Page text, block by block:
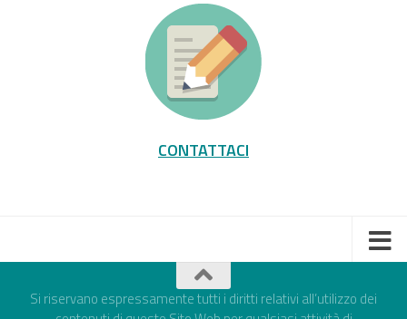
CONTATTACI
Si riservano espressamente tutti i diritti relativi all’utilizzo dei